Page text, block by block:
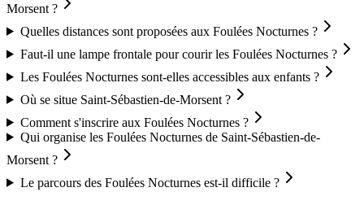
Morsent ?
Quelles distances sont proposées aux Foulées Nocturnes ?
Faut-il une lampe frontale pour courir les Foulées Nocturnes ?
Les Foulées Nocturnes sont-elles accessibles aux enfants ?
Où se situe Saint-Sébastien-de-Morsent ?
Comment s'inscrire aux Foulées Nocturnes ?
Qui organise les Foulées Nocturnes de Saint-Sébastien-de-
Morsent ?
Le parcours des Foulées Nocturnes est-il difficile ?